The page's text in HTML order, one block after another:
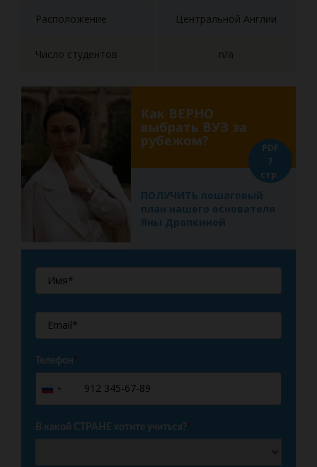
Расположение Центральной Англии
Число студентов n/a
Как ВЕРНО
выбрать ВУЗ за
рубежом?
ПОЛУЧИТЬ пошаговый
план нашего основателя
Яны Драпкиной
PDF
7
стр.
Телефон*
Russia
+7
В какой СТРАНЕ хотите учиться?*